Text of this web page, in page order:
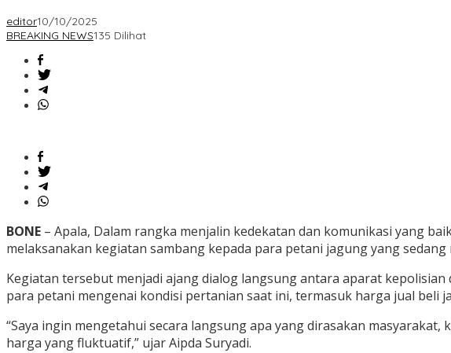
editor10/10/2025
BREAKING NEWS135 Dilihat
BONE – Apala, Dalam rangka menjalin kedekatan dan komunikasi yang
melaksanakan kegiatan sambang kepada para petani jagung yang
Kegiatan tersebut menjadi ajang dialog langsung antara aparat
para petani mengenai kondisi pertanian saat ini, termasuk harga jual beli
“Saya ingin mengetahui secara langsung apa yang dirasakan
harga yang fluktuatif,” ujar Aipda Suryadi.